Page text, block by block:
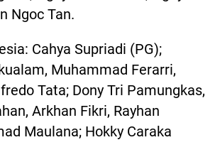
Ngoc Tan.
Cahya Supriadi (PG);
Muhammad Ferarri,
Tata; Dony Tri Pamungkas,
Arkhan Fikri, Rayhan
Maulana; Hokky Caraka